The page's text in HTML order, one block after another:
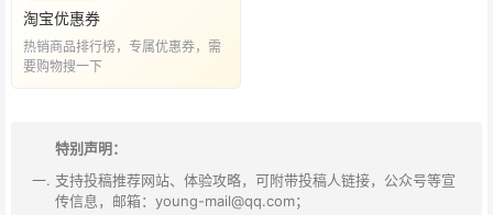
淘宝优惠券
热销商品排行榜，专属优惠券，需
要购物搜一下
特别声明：
支持投稿推荐网站、体验攻略，可附带投稿人链接，公众号等宣
传信息，邮箱：young-mail@qq.com；